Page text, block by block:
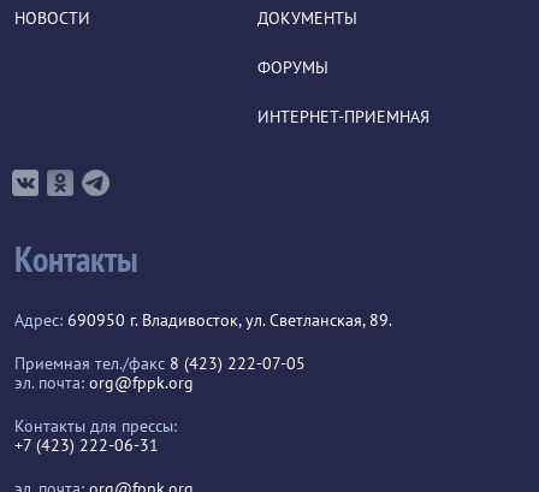
НОВОСТИ ДОКУМЕНТЫ
ФОРУМЫ
ИНТЕРНЕТ-ПРИЕМНАЯ
Контакты
Адрес: 690950 г. Владивосток, ул. Светланская, 89.
Приемная тел./факс 8 (423) 222-07-05
эл. почта: org@fppk.org
Контакты для прессы:
+7 (423) 222-06-31